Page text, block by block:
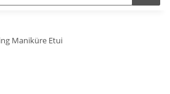
Maniküre Etui